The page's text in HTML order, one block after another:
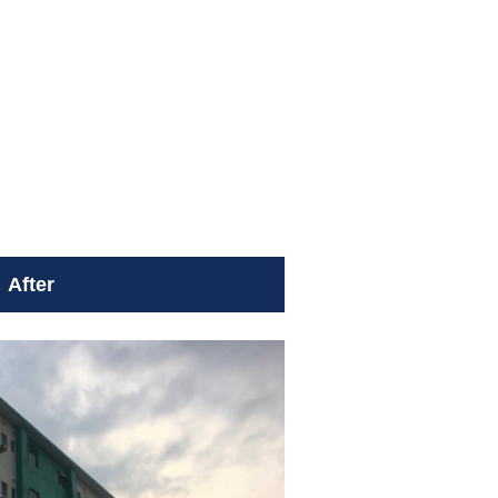
After